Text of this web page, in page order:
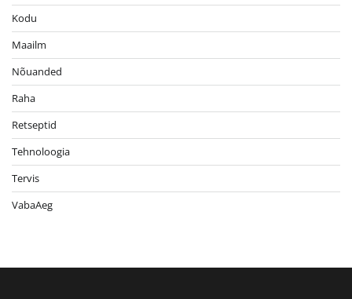
Kodu
Maailm
Nõuanded
Raha
Retseptid
Tehnoloogia
Tervis
VabaAeg